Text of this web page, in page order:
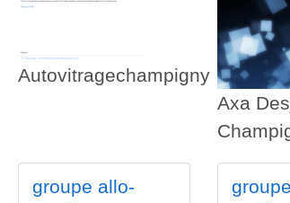
Autovitragechampigny
Axa
groupe allo-